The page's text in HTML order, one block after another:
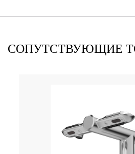
СОПУТСТВУЮЩИЕ